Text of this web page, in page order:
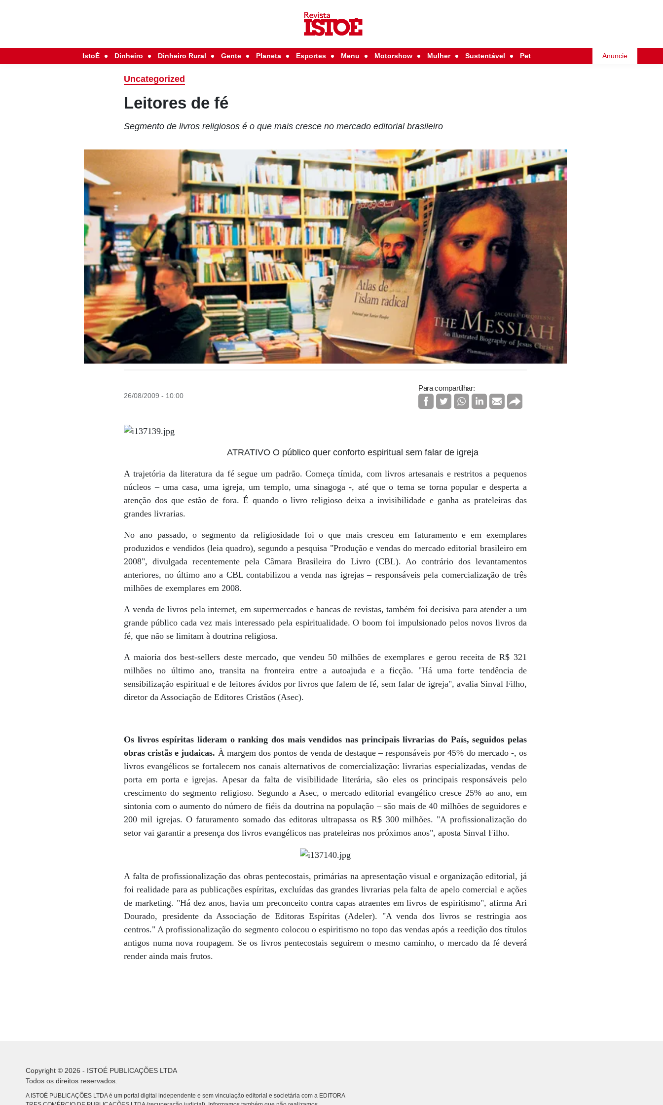
IstoÉ Dinheiro Dinheiro Rural Gente Planeta Esportes Menu Motorshow Mulher Sustentável Pet Anuncie
Uncategorized
Leitores de fé
Segmento de livros religiosos é o que mais cresce no mercado editorial brasileiro
26/08/2009 - 10:00
Para compartilhar:
ATRATIVO O público quer conforto espiritual sem falar de igreja
A trajetória da literatura da fé segue um padrão. Começa tímida, com livros artesanais e restritos a pequenos
núcleos – uma casa, uma igreja, um templo, uma sinagoga -, até que o tema se torna popular e desperta a
atenção dos que estão de fora. É quando o livro religioso deixa a invisibilidade e ganha as prateleiras das
grandes livrarias.
No ano passado, o segmento da religiosidade foi o que mais cresceu em faturamento e em exemplares
produzidos e vendidos (leia quadro), segundo a pesquisa "Produção e vendas do mercado editorial brasileiro em
2008", divulgada recentemente pela Câmara Brasileira do Livro (CBL). Ao contrário dos levantamentos
anteriores, no último ano a CBL contabilizou a venda nas igrejas – responsáveis pela comercialização de três
milhões de exemplares em 2008.
A venda de livros pela internet, em supermercados e bancas de revistas, também foi decisiva para atender a um
grande público cada vez mais interessado pela espiritualidade. O boom foi impulsionado pelos novos livros da
fé, que não se limitam à doutrina religiosa.
A maioria dos best-sellers deste mercado, que vendeu 50 milhões de exemplares e gerou receita de R$ 321
milhões no último ano, transita na fronteira entre a autoajuda e a ficção. "Há uma forte tendência de
sensibilização espiritual e de leitores ávidos por livros que falem de fé, sem falar de igreja", avalia Sinval Filho,
diretor da Associação de Editores Cristãos (Asec).
Os livros espíritas lideram o ranking dos mais vendidos nas principais livrarias do País, seguidos pelas
obras cristãs e judaicas. À margem dos pontos de venda de destaque – responsáveis por 45% do mercado -, os
livros evangélicos se fortalecem nos canais alternativos de comercialização: livrarias especializadas, vendas de
porta em porta e igrejas. Apesar da falta de visibilidade literária, são eles os principais responsáveis pelo
crescimento do segmento religioso. Segundo a Asec, o mercado editorial evangélico cresce 25% ao ano, em
sintonia com o aumento do número de fiéis da doutrina na população – são mais de 40 milhões de seguidores e
200 mil igrejas. O faturamento somado das editoras ultrapassa os R$ 300 milhões. "A profissionalização do
setor vai garantir a presença dos livros evangélicos nas prateleiras nos próximos anos", aposta Sinval Filho.
A falta de profissionalização das obras pentecostais, primárias na apresentação visual e organização editorial, já
foi realidade para as publicações espíritas, excluídas das grandes livrarias pela falta de apelo comercial e ações
de marketing. "Há dez anos, havia um preconceito contra capas atraentes em livros de espiritismo", afirma Ari
Dourado, presidente da Associação de Editoras Espíritas (Adeler). "A venda dos livros se restringia aos
centros." A profissionalização do segmento colocou o espiritismo no topo das vendas após a reedição dos títulos
antigos numa nova roupagem. Se os livros pentecostais seguirem o mesmo caminho, o mercado da fé deverá
render ainda mais frutos.
Copyright © 2026 - ISTOÉ PUBLICAÇÕES LTDA
Todos os direitos reservados.
A ISTOÉ PUBLICAÇÕES LTDA é um portal digital independente e sem vinculação editorial e societária com a EDITORA